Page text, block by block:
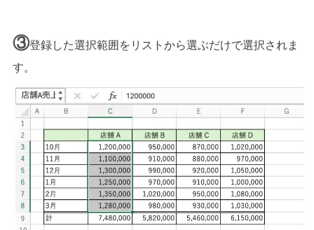
③登録した選択範囲をリストから選ぶだけで選択されま
す。